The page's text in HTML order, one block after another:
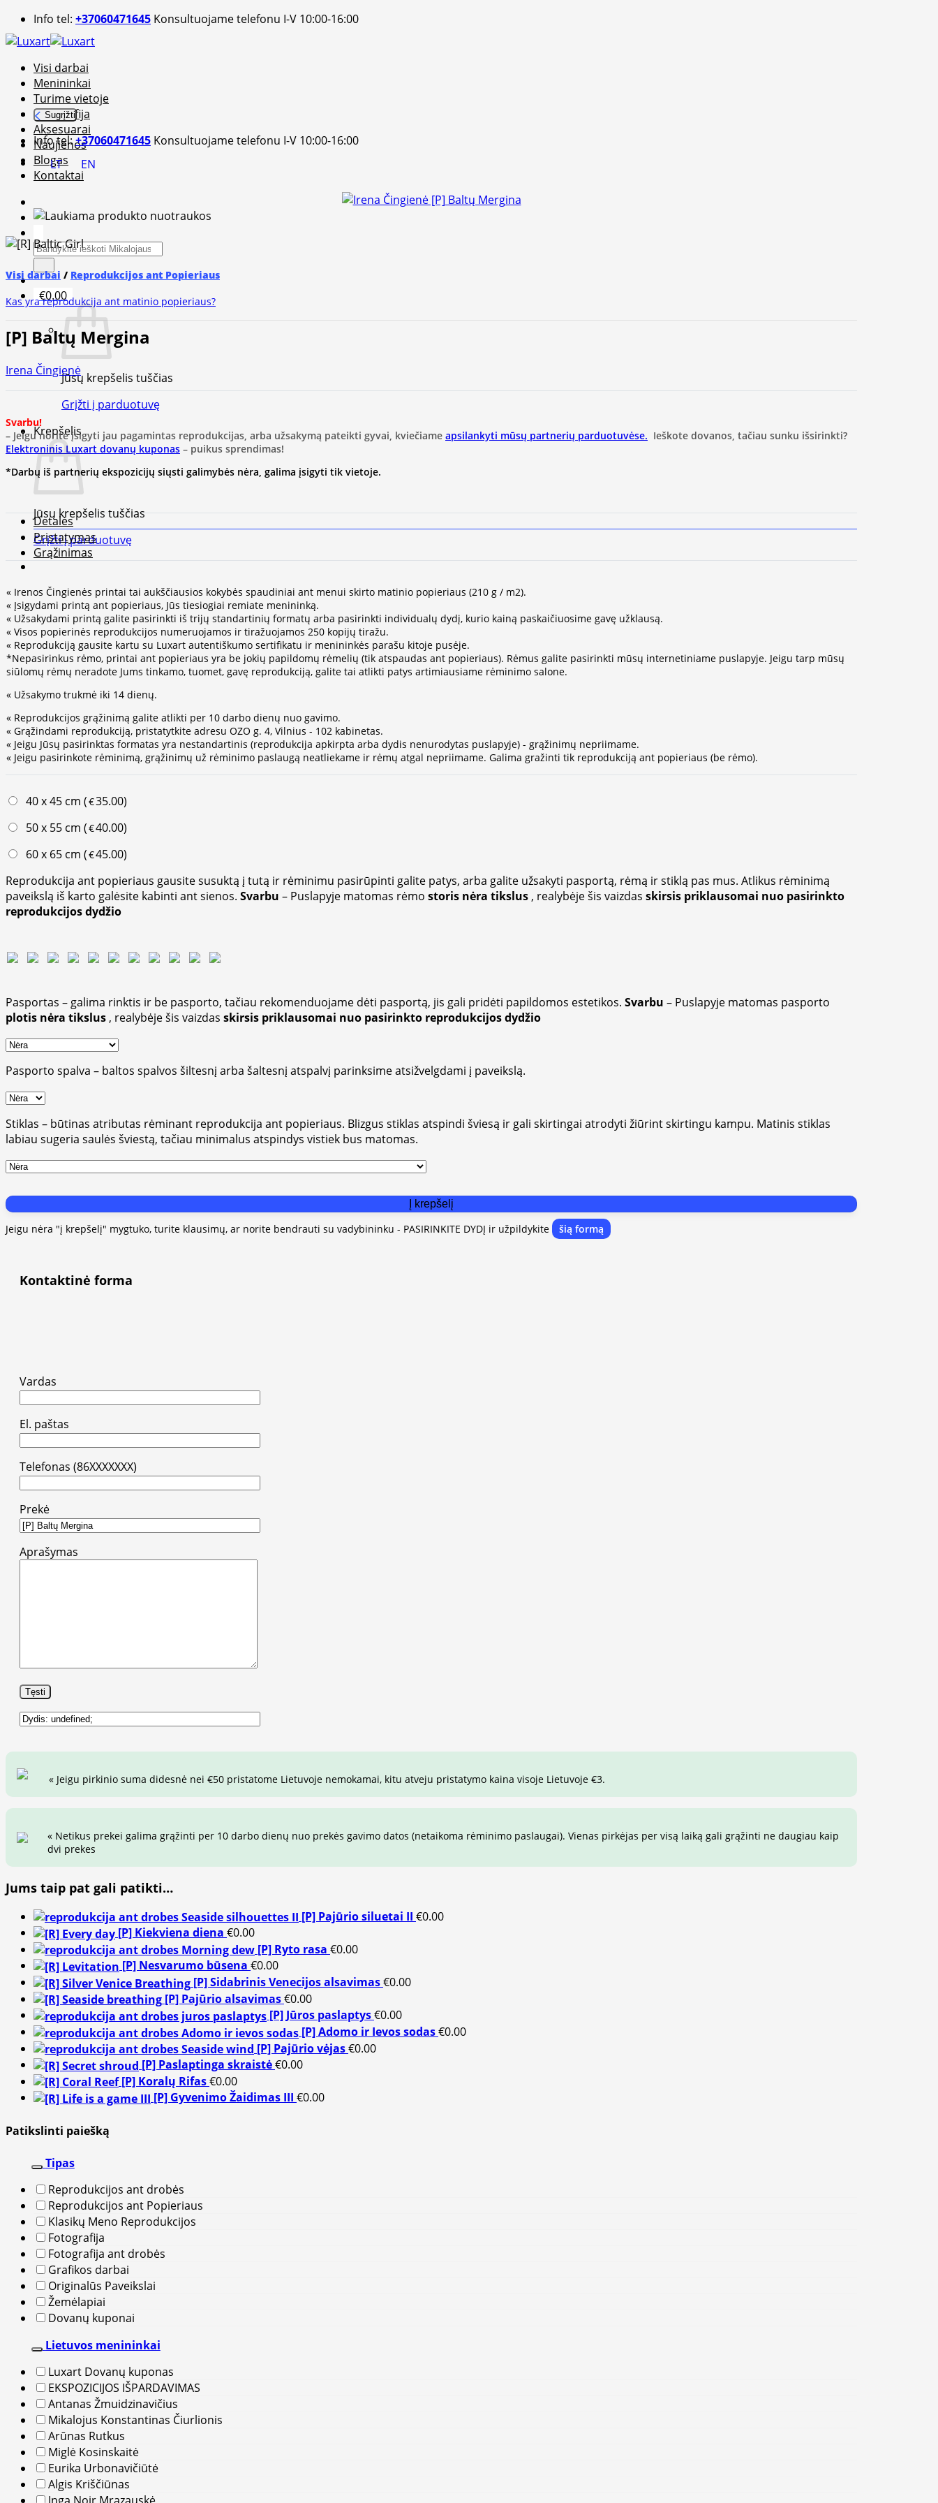
Skip
to
content
Info tel: +37060471645 Konsultuojame telefonu I-V 10:00-16:00
Visi darbai
Menininkai
Turime vietoje
Fotografija
Aksesuarai
Naujienos
Blogas
Kontaktai
Ieškoti:
€0.00
Jūsų krepšelis tuščias
Grįžti į parduotuvę
Krepšelis
Jūsų krepšelis tuščias
Grįžti į parduotuvę
Sugrįžti
Info tel:+37060471645 Konsultuojame telefonu I-V 10:00-16:00
LT
EN
Visi darbai / Reprodukcijos ant Popieriaus
Kas yra reprodukcija ant matinio popieriaus?
[P] Baltų Mergina
Irena Čingienė
Svarbu!
– Jeigu norite įsigyti jau pagamintas reprodukcijas, arba užsakymą pateikti gyvai, kviečiame apsilankyti mūsų partnerių parduotuvėse. Ieškote dovanos, tačiau sunku išsirinkti?
Elektroninis Luxart dovanų kuponas – puikus sprendimas!
*Darbų iš partnerių ekspozicijų siųsti galimybės nėra, galima įsigyti tik vietoje.
Detalės
Pristatymas
Grąžinimas
« Irenos Čingienės printai tai aukščiausios kokybės spaudiniai ant menui skirto matinio popieriaus (210 g / m2).
« Įsigydami printą ant popieriaus, Jūs tiesiogiai remiate menininką.
« Užsakydami printą galite pasirinkti iš trijų standartinių formatų arba pasirinkti individualų dydį, kurio kainą paskaičiuosime gavę užklausą.
« Visos popierinės reprodukcijos numeruojamos ir tiražuojamos 250 kopijų tiražu.
« Reprodukciją gausite kartu su Luxart autentiškumo sertifikatu ir menininkės parašu kitoje pusėje.
*Nepasirinkus rėmo, printai ant popieriaus yra be jokių papildomų rėmelių (tik atspaudas ant popieriaus). Rėmus galite pasirinkti mūsų internetiniame puslapyje. Jeigu tarp mūsų
siūlomų rėmų neradote Jums tinkamo, tuomet, gavę reprodukciją, galite tai atlikti patys artimiausiame rėminimo salone.
« Užsakymo trukmė iki 14 dienų.
« Reprodukcijos grąžinimą galite atlikti per 10 darbo dienų nuo gavimo.
« Grąžindami reprodukciją, pristatytkite adresu OZO g. 4, Vilnius - 102 kabinetas.
« Jeigu Jūsų pasirinktas formatas yra nestandartinis (reprodukcija apkirpta arba dydis nenurodytas puslapyje) - grąžinimų nepriimame.
« Jeigu pasirinkote rėminimą, grąžinimų už rėminimo paslaugą neatliekame ir rėmų atgal nepriimame. Galima gražinti tik reprodukciją ant popieriaus (be rėmo).
40 x 45 cm (€35.00)
50 x 55 cm (€40.00)
60 x 65 cm (€45.00)
Reprodukcija ant popieriaus gausite susuktą į tutą ir rėminimu pasirūpinti galite patys, arba galite užsakyti pasportą, rėmą ir stiklą pas mus. Atlikus rėminimą
paveikslą iš karto galėsite kabinti ant sienos. Svarbu – Puslapyje matomas rėmo storis nėra tikslus , realybėje šis vaizdas skirsis priklausomai nuo pasirinkto
reprodukcijos dydžio
Pasportas – galima rinktis ir be pasporto, tačiau rekomenduojame dėti pasportą, jis gali pridėti papildomos estetikos. Svarbu – Puslapyje matomas pasporto
plotis nėra tikslus , realybėje šis vaizdas skirsis priklausomai nuo pasirinkto reprodukcijos dydžio
Pasporto spalva – baltos spalvos šiltesnį arba šaltesnį atspalvį parinksime atsižvelgdami į paveikslą.
Stiklas – būtinas atributas rėminant reprodukcija ant popieriaus. Blizgus stiklas atspindi šviesą ir gali skirtingai atrodyti žiūrint skirtingu kampu. Matinis stiklas
labiau sugeria saulės šviestą, tačiau minimalus atspindys vistiek bus matomas.
Į krepšelį
Jeigu nėra "į krepšelį" mygtuko, turite klausimų, ar norite bendrauti su vadybininku - PASIRINKITE DYDĮ ir užpildykite šią formą
Kontaktinė forma
Vardas
El. paštas
Telefonas (86XXXXXXX)
Prekė
Aprašymas
« Jeigu pirkinio suma didesnė nei €50 pristatome Lietuvoje nemokamai, kitu atveju pristatymo kaina visoje Lietuvoje €3.
« Netikus prekei galima grąžinti per 10 darbo dienų nuo prekės gavimo datos (netaikoma rėminimo paslaugai). Vienas pirkėjas per visą laiką gali grąžinti ne daugiau kaip
dvi prekes
Jums taip pat gali patikti…
[P] Pajūrio siluetai II €0.00
[P] Kiekviena diena €0.00
[P] Ryto rasa €0.00
[P] Nesvarumo būsena €0.00
[P] Sidabrinis Venecijos alsavimas€0.00
[P] Pajūrio alsavimas€0.00
[P] Jūros paslaptys€0.00
[P] Adomo ir Ievos sodas€0.00
[P] Pajūrio vėjas€0.00
[P] Paslaptinga skraistė€0.00
[P] Koralų Rifas€0.00
[P] Gyvenimo Žaidimas III €0.00
Patikslinti paiešką
Tipas
Reprodukcijos ant drobės
Reprodukcijos ant Popieriaus
Klasikų Meno Reprodukcijos
Fotografija
Fotografija ant drobės
Grafikos darbai
Originalūs Paveikslai
Žemėlapiai
Dovanų kuponai
Lietuvos menininkai
Luxart Dovanų kuponas
EKSPOZICIJOS IŠPARDAVIMAS
Antanas Žmuidzinavičius
Mikalojus Konstantinas Čiurlionis
Arūnas Rutkus
Miglė Kosinskaitė
Eurika Urbonavičiūtė
Algis Kriščiūnas